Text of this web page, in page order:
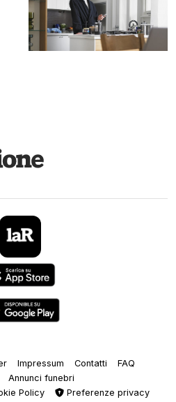
Impressum Contatti
FAQ
Annunci funebri
Policy Preferenze privacy